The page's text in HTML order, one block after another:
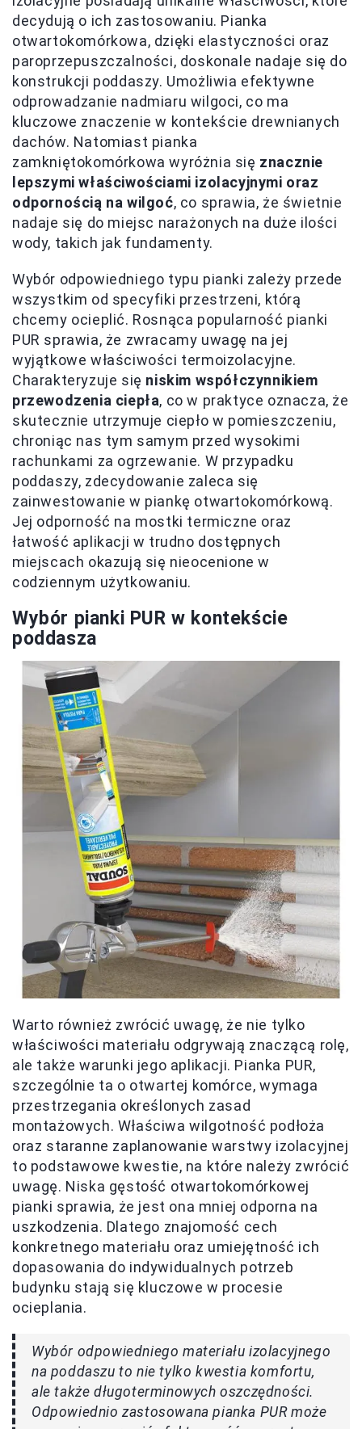
decydują o ich zastosowaniu. Pianka
otwartokomórkowa, dzięki elastyczności oraz
paroprzepuszczalności, doskonale nadaje się do
konstrukcji poddaszy. Umożliwia efektywne
odprowadzanie nadmiaru wilgoci, co ma
kluczowe znaczenie w kontekście drewnianych
dachów. Natomiast pianka
zamkniętokomórkowa wyróżnia się znacznie
lepszymi właściwościami izolacyjnymi oraz
odpornością na wilgoć, co sprawia, że świetnie
nadaje się do miejsc narażonych na duże ilości
wody, takich jak fundamenty.
Wybór odpowiedniego typu pianki zależy przede
wszystkim od specyfiki przestrzeni, którą
chcemy ocieplić. Rosnąca popularność pianki
PUR sprawia, że zwracamy uwagę na jej
wyjątkowe właściwości termoizolacyjne.
Charakteryzuje się niskim współczynnikiem
przewodzenia ciepła, co w praktyce oznacza, że
skutecznie utrzymuje ciepło w pomieszczeniu,
chroniąc nas tym samym przed wysokimi
rachunkami za ogrzewanie. W przypadku
poddaszy, zdecydowanie zaleca się
zainwestowanie w piankę otwartokomórkową.
Jej odporność na mostki termiczne oraz
łatwość aplikacji w trudno dostępnych
miejscach okazują się nieocenione w
codziennym użytkowaniu.
Wybór pianki PUR w kontekście
poddasza
Warto również zwrócić uwagę, że nie tylko
właściwości materiału odgrywają znaczącą rolę,
ale także warunki jego aplikacji. Pianka PUR,
szczególnie ta o otwartej komórce, wymaga
przestrzegania określonych zasad
montażowych. Właściwa wilgotność podłoża
oraz staranne zaplanowanie warstwy izolacyjnej
to podstawowe kwestie, na które należy zwrócić
uwagę. Niska gęstość otwartokomórkowej
pianki sprawia, że jest ona mniej odporna na
uszkodzenia. Dlatego znajomość cech
konkretnego materiału oraz umiejętność ich
dopasowania do indywidualnych potrzeb
budynku stają się kluczowe w procesie
ocieplania.
Wybór odpowiedniego materiału izolacyjnego
na poddaszu to nie tylko kwestia komfortu,
ale także długoterminowych oszczędności.
Odpowiednio zastosowana pianka PUR może